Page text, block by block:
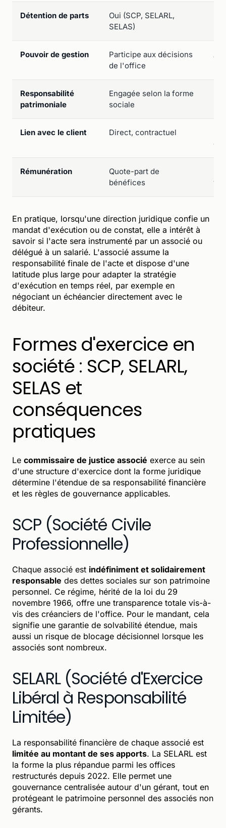
Détention de parts
Oui (SCP, SELARL,
SELAS)
Pouvoir de gestion
Participe aux décisions
de l'office
Responsabilité
patrimoniale
Engagée selon la forme
sociale
Lien avec le client Direct, contractuel
de
Rémunération
Quote-part de
bénéfices
En pratique, lorsqu'une direction juridique confie un
mandat d'exécution ou de constat, elle a intérêt à
savoir si l'acte sera instrumenté par un associé ou
délégué à un salarié. L'associé assume la
responsabilité finale de l'acte et dispose d'une
latitude plus large pour adapter la stratégie
d'exécution en temps réel, par exemple en
négociant un échéancier directement avec le
débiteur.
Formes d'exercice en
société : SCP, SELARL,
SELAS et
conséquences
pratiques
Le commissaire de justice associé exerce au sein
d'une structure d'exercice dont la forme juridique
détermine l'étendue de sa responsabilité financière
et les règles de gouvernance applicables.
SCP (Société Civile
Professionnelle)
Chaque associé est indéfiniment et solidairement
responsable des dettes sociales sur son patrimoine
personnel. Ce régime, hérité de la loi du 29
novembre 1966, offre une transparence totale vis-à-
vis des créanciers de l'office. Pour le mandant, cela
signifie une garantie de solvabilité étendue, mais
aussi un risque de blocage décisionnel lorsque les
associés sont nombreux.
SELARL (Société d'Exercice
Libéral à Responsabilité
Limitée)
La responsabilité financière de chaque associé est
limitée au montant de ses apports. La SELARL est
la forme la plus répandue parmi les offices
restructurés depuis 2022. Elle permet une
gouvernance centralisée autour d'un gérant, tout en
protégeant le patrimoine personnel des associés non
gérants.